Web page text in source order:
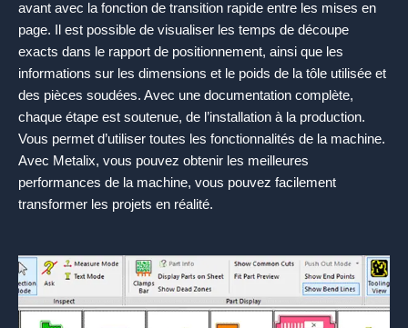
avant avec la fonction de transition rapide entre les mises en
page. Il est possible de visualiser les temps de découpe
exacts dans le rapport de positionnement, ainsi que les
informations sur les dimensions et le poids de la tôle utilisée et
des pièces soudées. Avec une documentation complète,
chaque étape est soutenue, de l’installation à la production.
Vous permet d’utiliser toutes les fonctionnalités de la machine.
Avec Metalix, vous pouvez obtenir les meilleures
performances de la machine, vous pouvez facilement
transformer les projets en réalité.